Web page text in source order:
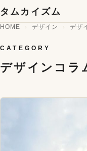
コンテンツへスキップ
タムカイズム
HOME デザイン デザ
CATEGORY
デザインコラ